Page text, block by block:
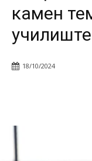
камен
18/10/2024